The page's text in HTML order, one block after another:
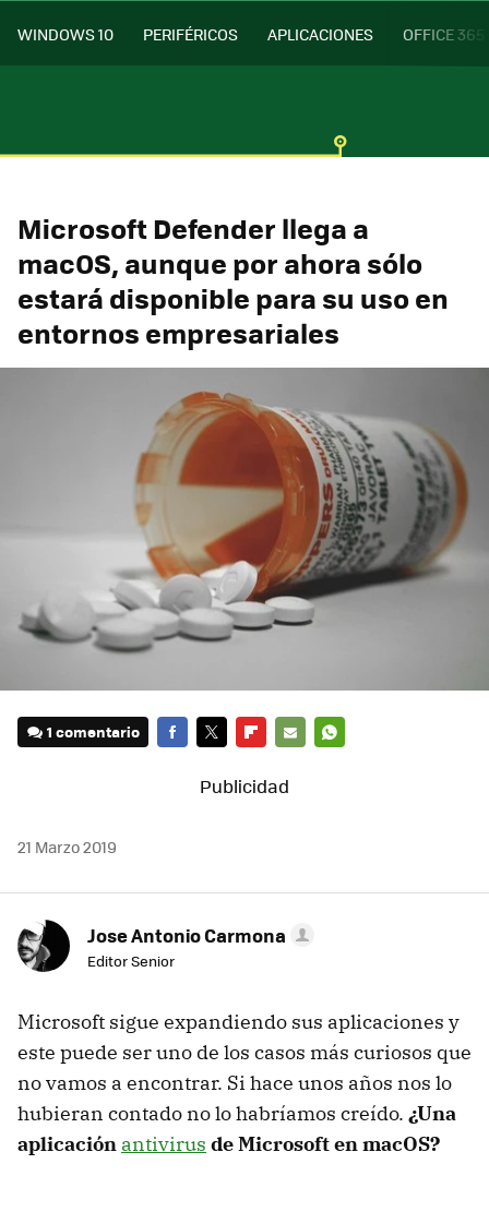
WINDOWS 10 PERIFÉRICOS APLICACIONES OFFICE 365
Microsoft Defender llega a
macOS, aunque por ahora sólo
estará disponible para su uso en
entornos empresariales
1 comentario
MAIL
21 Marzo 2019
Jose Antonio Carmona
Editor Senior
Microsoft sigue expandiendo sus aplicaciones y
este puede ser uno de los casos más curiosos que
no vamos a encontrar. Si hace unos años nos lo
hubieran contado no lo habríamos creído. ¿Una
aplicación antivirus de Microsoft en macOS?